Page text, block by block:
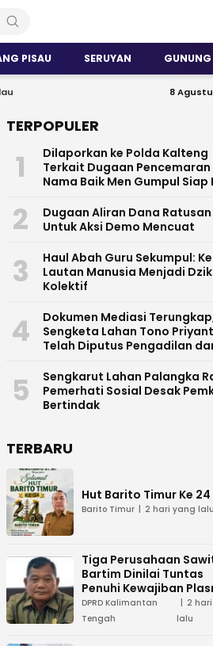
PISAU SERUYAN
8
TERPOPULER
1
Dilaporkan ke Polda Kalteng
Terkait Dugaan Pencemaran
Nama Baik Men Gumpul Siap
2
Dugaan Aliran Dana
Untuk Aksi Demo Mencuat
3
Haul Abah Guru Sekumpul:
Lautan Manusia Menjadi
Kolektif
4
​Dokumen Mediasi
Sengketa Lahan Tono
Telah Diputus Pengadilan
5
Sengkarut Lahan Palangka
Pemerhati Sosial Desak
Bertindak
TERBARU
Hut Barito Timur Ke 24
Barito Timur 2 hari yang lalu
Tiga Perusahaan
Bartim Dinilai Tuntas
Penuhi Kewajiban
DPRD Kalimantan
Tengah
2
lalu